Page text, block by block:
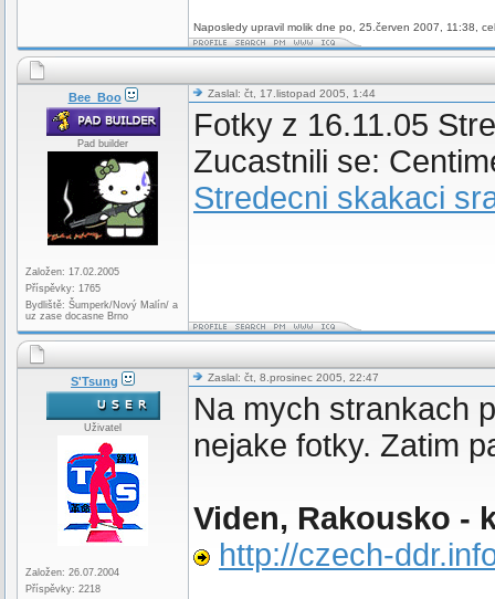
Naposledy upravil molik dne po, 25.červen 2007, 11:38,
Bee_Boo
Pad builder
Založen: 17.02.2005
Příspěvky: 1765
Bydliště: Šumperk/Nový Malín/ a
uz zase docasne Brno
Zaslal: čt, 17.listopad 2005, 1:44
Fotky z 16.11.05
Zucastnili se:
Stredecni skakaci
S'Tsung
Uživatel
Založen: 26.07.2004
Příspěvky: 2218
Zaslal: čt, 8.prosinec 2005, 22:47
Na mych strankach
nejake fotky. Zatim
Viden, Rakousko -
http://czech-